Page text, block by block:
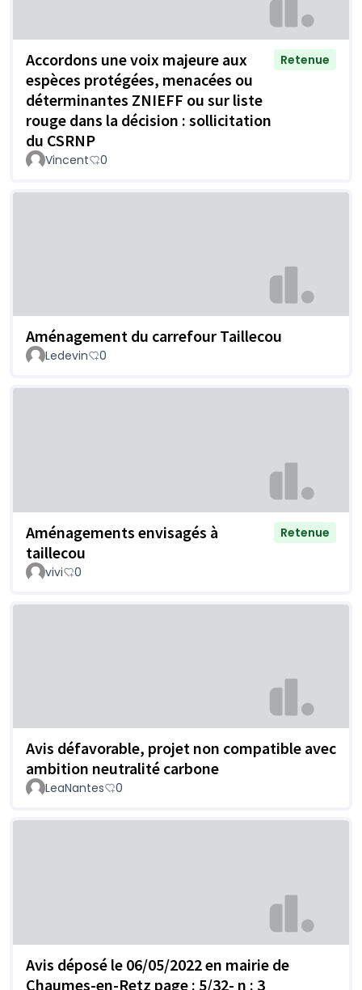
Accordons une voix majeure aux
espèces protégées, menacées ou
déterminantes ZNIEFF ou sur liste
rouge dans la décision : sollicitation
du CSRNP
Retenue
Vincent 0
Aménagement du carrefour Taillecou
Ledevin 0
Aménagements envisagés à
taillecou
Retenue
vivi 0
Avis défavorable, projet non compatible avec
ambition neutralité carbone
LeaNantes 0
Avis déposé le 06/05/2022 en mairie de
Chaumes-en-Retz page : 5/32- n : 3